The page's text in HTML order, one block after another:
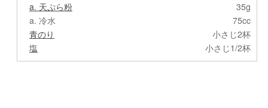
a. 天ぷら粉
35g
a. 冷水
75cc
青のり
小さじ2杯
塩
小さじ1/2杯